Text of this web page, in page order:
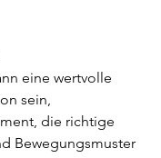
eine wertvolle
sein,
die richtige
Bewegungsmuster